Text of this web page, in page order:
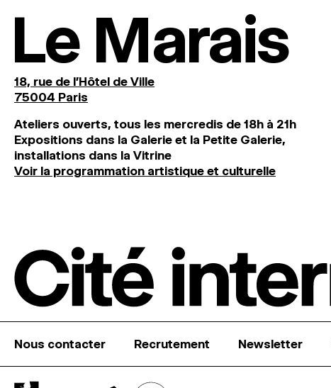
Le Marais
18, rue de l'Hôtel de Ville
75004 Paris
Ateliers ouverts, tous les mercredis de 18h à 21h
Expositions dans la Galerie et la Petite Galerie,
installations dans la Vitrine
Voir la programmation artistique et culturelle
Nous contacter Recrutement Newsletter